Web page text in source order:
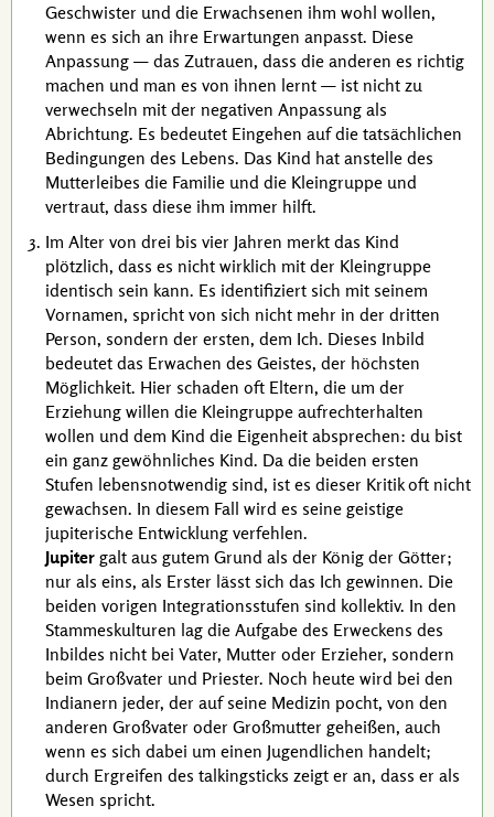
Geschwister und die Erwachsenen ihm wohl wollen,
wenn es sich an ihre Erwartungen anpasst. Diese
Anpassung — das Zutrauen, dass die anderen es richtig
machen und man es von ihnen lernt — ist nicht zu
verwechseln mit der negativen Anpassung als
Abrichtung. Es bedeutet Eingehen auf die tatsächlichen
Bedingungen des Lebens. Das Kind hat anstelle des
Mutterleibes die Familie und die Kleingruppe und
vertraut, dass diese ihm immer hilft.
Im Alter von drei bis vier Jahren merkt das Kind
plötzlich, dass es nicht wirklich mit der Kleingruppe
identisch sein kann. Es identifiziert sich mit seinem
Vornamen, spricht von sich nicht mehr in der dritten
Person, sondern der ersten, dem Ich. Dieses Inbild
bedeutet das Erwachen des Geistes, der höchsten
Möglichkeit. Hier schaden oft Eltern, die um der
Erziehung willen die Kleingruppe aufrechterhalten
wollen und dem Kind die Eigenheit absprechen: du bist
ein ganz gewöhnliches Kind. Da die beiden ersten
Stufen lebensnotwendig sind, ist es dieser Kritik oft nicht
gewachsen. In diesem Fall wird es seine geistige
jupiterische Entwicklung verfehlen.
Jupiter galt aus gutem Grund als der König der Götter;
nur als eins, als Erster lässt sich das Ich gewinnen. Die
beiden vorigen Integrationsstufen sind kollektiv. In den
Stammeskulturen lag die Aufgabe des Erweckens des
Inbildes nicht bei Vater, Mutter oder Erzieher, sondern
beim Großvater und Priester. Noch heute wird bei den
Indianern jeder, der auf seine Medizin pocht, von den
anderen Großvater oder Großmutter geheißen, auch
wenn es sich dabei um einen Jugendlichen handelt;
durch Ergreifen des talkingsticks zeigt er an, dass er als
Wesen spricht.